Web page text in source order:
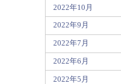
2022年10月
2022年9月
2022年7月
2022年6月
2022年5月